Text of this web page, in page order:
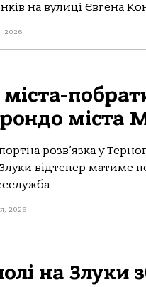
нa вулиці Євгенa
2026
міста
розв’язка у
відтепер матиме
2026
на Злуки